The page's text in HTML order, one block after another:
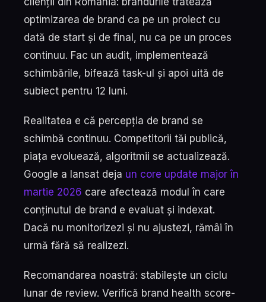
optimizarea de brand ca pe un proiect cu
dată de start și de final, nu ca pe un proces
continuu. Fac un audit, implementează
schimbările, bifează task-ul și apoi uită de
subiect pentru 12 luni.
Realitatea e că percepția de brand se
schimbă continuu. Competitorii tăi publică,
piața evoluează, algoritmii se actualizează.
Google a lansat deja un core update major în
martie 2026 care afectează modul în care
conținutul de brand e evaluat și indexat.
Dacă nu monitorizezi și nu ajustezi, rămâi în
urmă fără să realizezi.
Recomandarea noastră: stabilește un ciclu
lunar de review. Verifică brand health score-